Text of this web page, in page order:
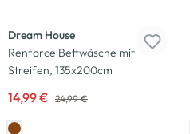
Dream House
Renforce Bettwäsche mit
Streifen, 135x200cm
14,99 € 24,99 €